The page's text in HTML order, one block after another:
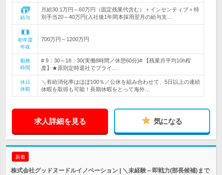
給与
月給30.1万円～60万円（固定残業代含む）＋インセンティブ＋特
別手当20～40万円(入社後1年間本採用翌月の給与支…
初年度
年収
700万円～1200万円
勤務
時間
# 9：30～18：30(実働8時間／休憩60分)# 【残業月平均10h程
度】★原則定時退社でプライ…
休日
休暇
＼有給消化率はほぼ100％／公休を組み合わせて、5日以上の連続
休暇を取得も可能！長期休暇をとって海外…
求人詳細を見る 気になる
新着
株式会社グッドヌードルイノベーション | ＼未経験～即戦力(部長候補)まで